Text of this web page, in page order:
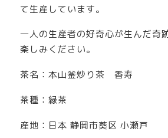
て生産しています。
一人の生産者の好奇心が生んだ奇
楽しみください。
茶名：本山釜炒り茶 香寿
茶種：緑茶
産地：日本 静岡市葵区 小瀬戸